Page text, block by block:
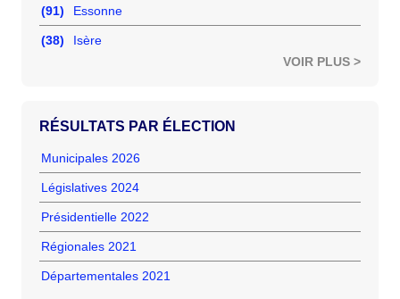
(91) Essonne
(38)
Isère
VOIR PLUS >
RÉSULTATS PAR ÉLECTION
Municipales 2026
Législatives 2024
Présidentielle 2022
Régionales 2021
Départementales 2021